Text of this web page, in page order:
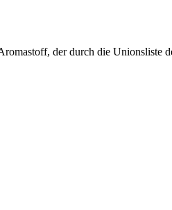
der durch die Unionsliste